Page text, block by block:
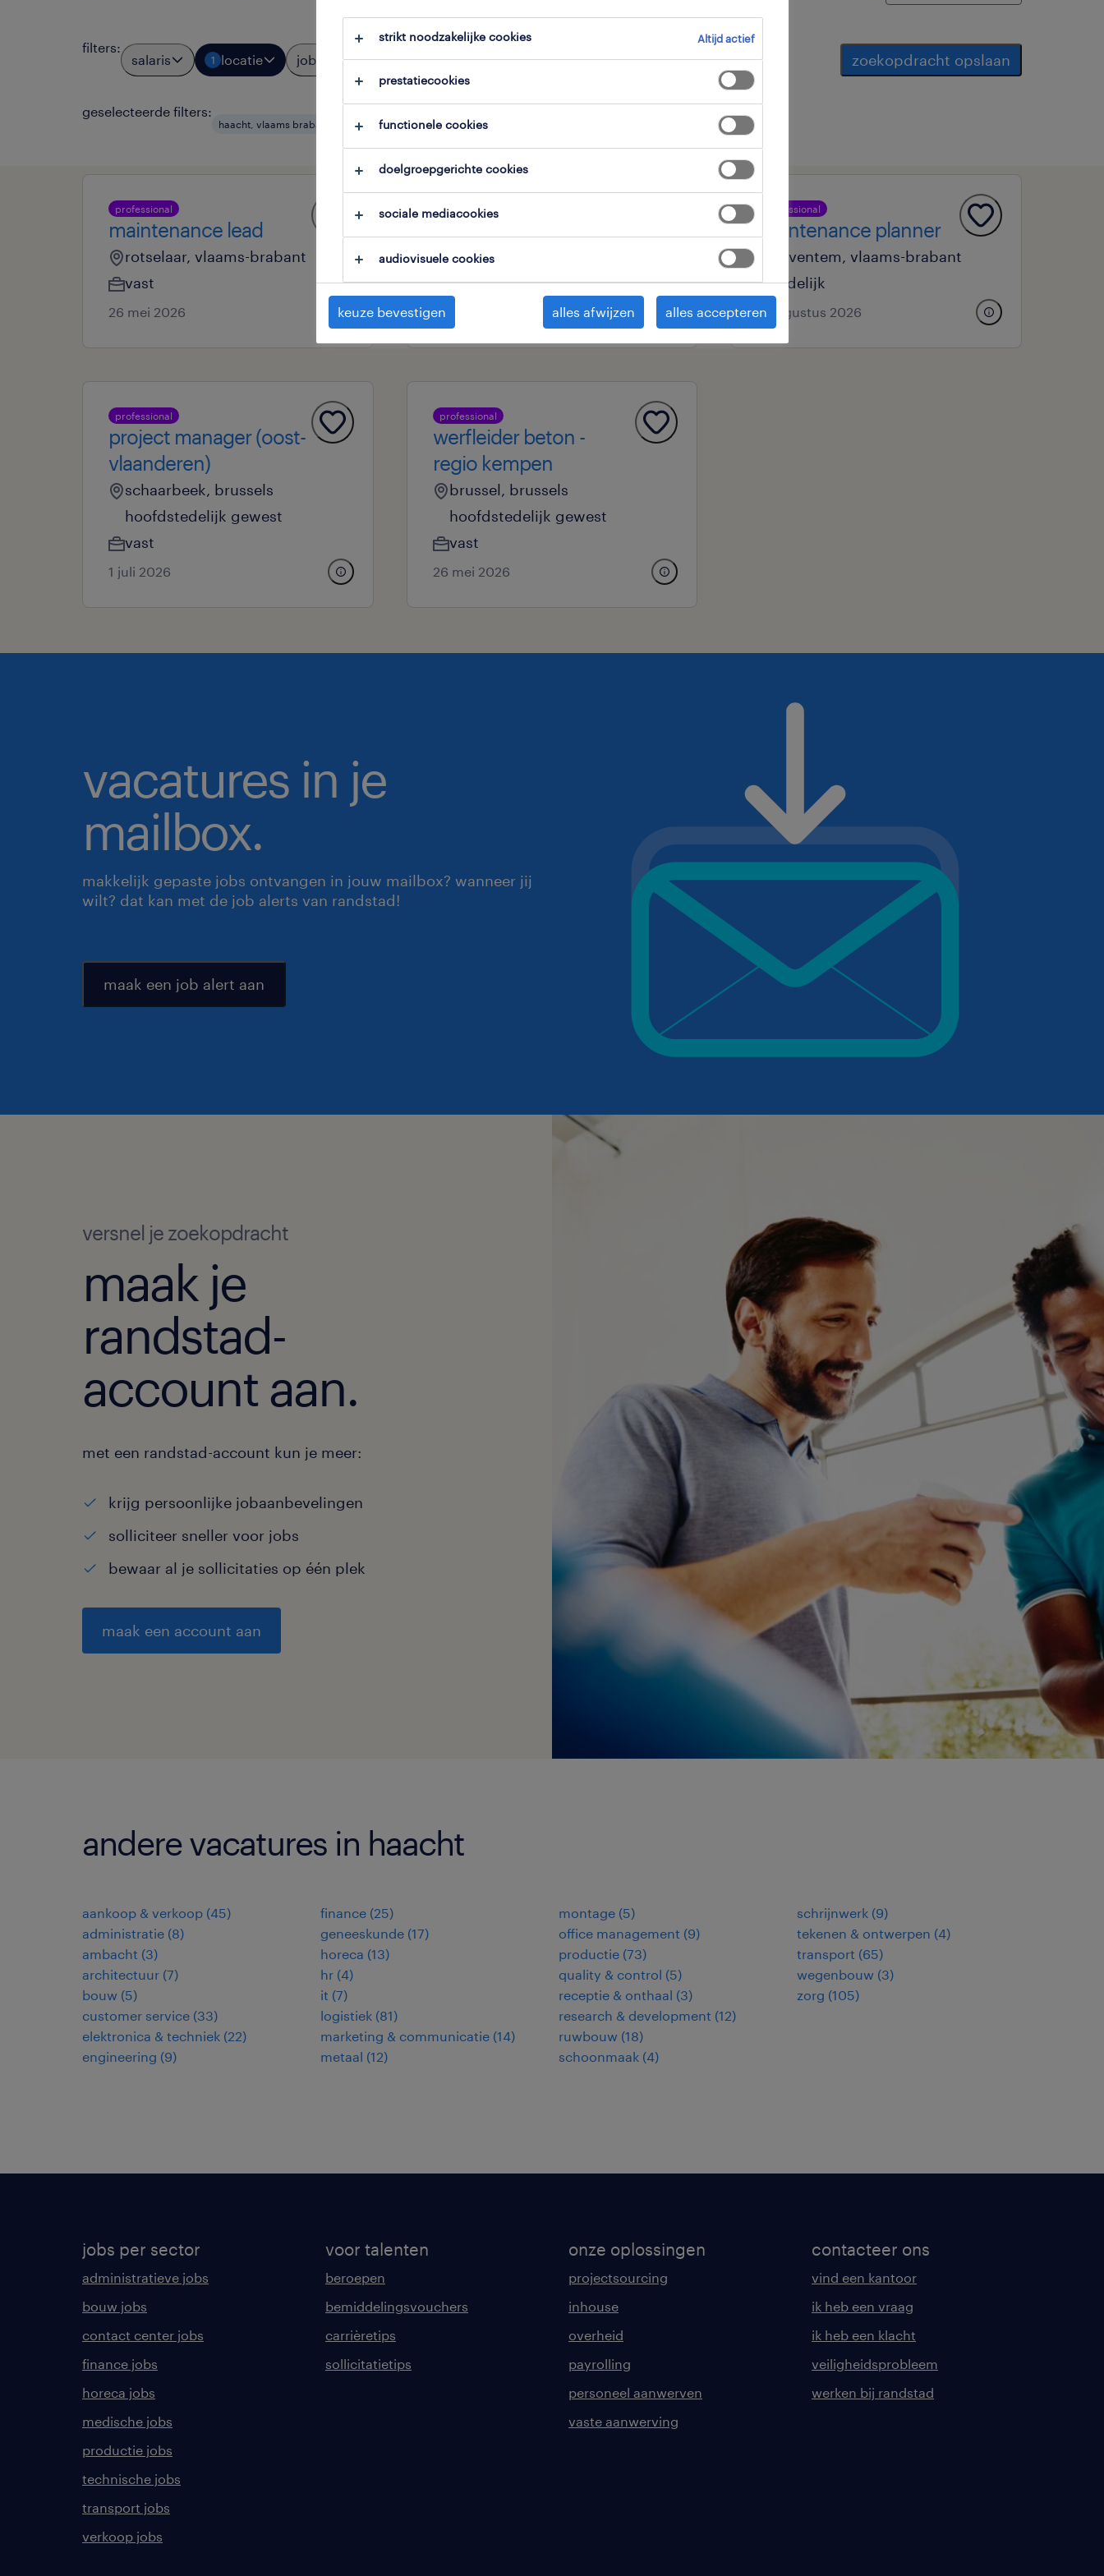
filters:
salaris 1 locatie jobtypes 2 expertisedomein alle filters 3 zoekopdracht opslaan
geselecteerde filters:
haacht, vlaams brabant management business managers
professional
maintenance lead
rotselaar, vlaams-brabant
vast
26 mei 2026
professional
mechelen, antwerpen
tijdelijk met uitzicht op vast
5 augustus 2026
professional
maintenance planner
zaventem, vlaams-brabant
tijdelijk
4 augustus 2026
professional
project manager (oost-
vlaanderen)
schaarbeek, brussels
hoofdstedelijk gewest
vast
1 juli 2026
professional
werfleider beton -
regio kempen
brussel, brussels
hoofdstedelijk gewest
vast
26 mei 2026
vacatures in je
mailbox.
makkelijk gepaste jobs ontvangen in jouw mailbox? wanneer jij
wilt? dat kan met de job alerts van randstad!
maak een job alert aan
versnel je zoekopdracht
maak je
randstad-
account aan.
met een randstad-account kun je meer:
krijg persoonlijke jobaanbevelingen
solliciteer sneller voor jobs
bewaar al je sollicitaties op één plek
maak een account aan
andere vacatures in haacht
aankoop & verkoop (45)
administratie (8)
ambacht (3)
architectuur (7)
bouw (5)
customer service (33)
elektronica & techniek (22)
engineering (9)
finance (25)
geneeskunde (17)
horeca (13)
hr (4)
it (7)
logistiek (81)
marketing & communicatie (14)
metaal (12)
montage (5)
office management (9)
productie (73)
quality & control (5)
receptie & onthaal (3)
research & development (12)
ruwbouw (18)
schoonmaak (4)
schrijnwerk (9)
tekenen & ontwerpen (4)
transport (65)
wegenbouw (3)
zorg (105)
jobs per sector
administratieve jobs
bouw jobs
contact center jobs
finance jobs
horeca jobs
medische jobs
productie jobs
technische jobs
transport jobs
verkoop jobs
voor talenten
beroepen
bemiddelingsvouchers
carrièretips
sollicitatietips
onze oplossingen
projectsourcing
inhouse
overheid
payrolling
personeel aanwerven
vaste aanwerving
contacteer ons
vind een kantoor
ik heb een vraag
ik heb een klacht
veiligheidsprobleem
werken bij randstad
strikt noodzakelijke cookies Altijd actief
prestatiecookies
functionele cookies
doelgroepgerichte cookies
sociale mediacookies
audiovisuele cookies
keuze bevestigen alles afwijzen alles accepteren